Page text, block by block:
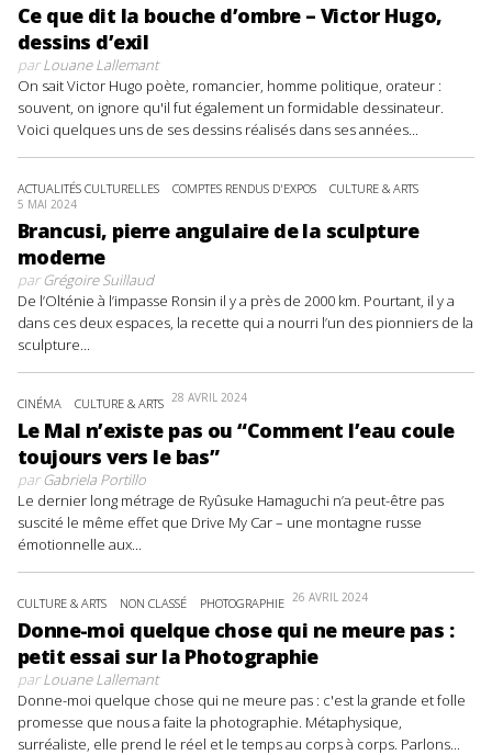
Ce que dit la bouche d’ombre – Victor Hugo,
dessins d’exil
parLouane Lallemant
On sait Victor Hugo poète, romancier, homme politique, orateur :
souvent, on ignore qu'il fut également un formidable dessinateur.
Voici quelques uns de ses dessins réalisés dans ses années...
ACTUALITÉS CULTURELLES COMPTES RENDUS D'EXPOS CULTURE & ARTS
5 MAI 2024
Brancusi, pierre angulaire de la sculpture
moderne
parGrégoire Suillaud
De l’Olténie à l’impasse Ronsin il y a près de 2000 km. Pourtant, il y a
dans ces deux espaces, la recette qui a nourri l’un des pionniers de la
sculpture...
CINÉMA CULTURE & ARTS 28 AVRIL 2024
Le Mal n’existe pas ou “Comment l’eau coule
toujours vers le bas”
parGabriela Portillo
Le dernier long métrage de Ryûsuke Hamaguchi n’a peut-être pas
suscité le même effet que Drive My Car – une montagne russe
émotionnelle aux...
CULTURE & ARTS NON CLASSÉ PHOTOGRAPHIE 26 AVRIL 2024
Donne-moi quelque chose qui ne meure pas :
petit essai sur la Photographie
parLouane Lallemant
Donne-moi quelque chose qui ne meure pas : c'est la grande et folle
promesse que nous a faite la photographie. Métaphysique,
surréaliste, elle prend le réel et le temps au corps à corps. Parlons...